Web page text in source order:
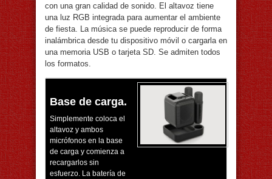
con una gran calidad de sonido. El altavoz tiene
una luz RGB integrada para aumentar el ambiente
de fiesta. La música se puede reproducir de forma
inalámbrica desde tu dispositivo móvil o cargarla en
una memoria USB o tarjeta SD. Se admiten todos
los formatos.
Base de carga.
Simplemente coloca el
altavoz y ambos
micrófonos en la base
de carga y comienza a
recargarlos sin
esfuerzo. La batería de